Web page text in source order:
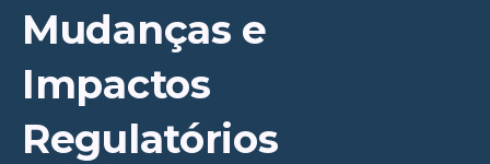
Mudanças e
Impactos
Regulatórios